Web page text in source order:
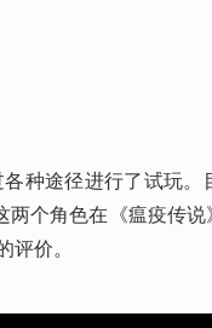
种途径进行了试玩
个角色在《瘟疫传说
价。